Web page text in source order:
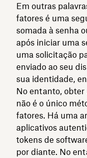
Em outras
fatores é uma
somada à senha
após iniciar uma
uma solicitação
enviado ao seu
sua identidade,
No entanto,
não é o único
fatores. Há uma
aplicativos
tokens de
por diante. No